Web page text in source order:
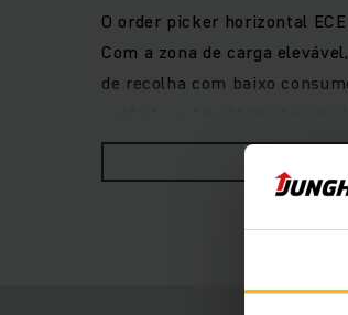
O order picker horizontal
Com a zona de carga
de recolha com baixo
pacotes de equipamento
curvas e excelentes valores